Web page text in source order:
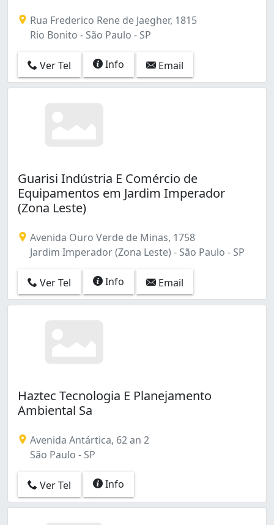
Vila Piauí (1)
Vila Plana (1)
Vila Ponte Rasa (1)
Vila Prel (1)
Vila Regente Feijó (1)
Vila São Silvestre (Zona Leste) (1)
Vila Sônia (1)
Vila das Belezas (1)
Água Fria (1)
Rua Frederico Rene de Jaegher, 1815
Rio Bonito - São Paulo - SP
Ver Tel Info Email
Guarisi Indústria E Comércio de
Equipamentos em Jardim Imperador
(Zona Leste)
Avenida Ouro Verde de Minas, 1758
Jardim Imperador (Zona Leste) - São Paulo - SP
Ver Tel Info Email
Haztec Tecnologia E Planejamento
Ambiental Sa
Avenida Antártica, 62 an 2
São Paulo - SP
Ver Tel Info